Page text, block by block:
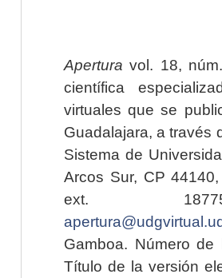
Apertura vol. 18,
científica
virtuales que se
Guadalajara, a través
Sistema de
Arcos Sur, CP
ext.
Gamboa. Número
Título de la versión